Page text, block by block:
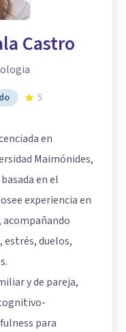
Castro
5
en
Maimónides,
en el
experiencia en
estrés, duelos,
y de pareja,
para